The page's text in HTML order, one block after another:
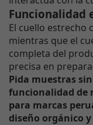
Funcionalidad
El cuello estrecho
mientras que el
completa del
precisa en
Pida muestras
funcionalidad de
para marcas
diseño orgánico